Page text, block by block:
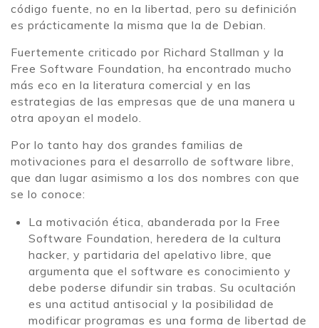
código fuente, no en la libertad, pero su definición
es prácticamente la misma que la de Debian.
Fuertemente criticado por Richard Stallman y la
Free Software Foundation, ha encontrado mucho
más eco en la literatura comercial y en las
estrategias de las empresas que de una manera u
otra apoyan el modelo.
Por lo tanto hay dos grandes familias de
motivaciones para el desarrollo de software libre,
que dan lugar asimismo a los dos nombres con que
se lo conoce:
La motivación ética, abanderada por la Free
Software Foundation, heredera de la cultura
hacker, y partidaria del apelativo libre, que
argumenta que el software es conocimiento y
debe poderse difundir sin trabas. Su ocultación
es una actitud antisocial y la posibilidad de
modificar programas es una forma de libertad de